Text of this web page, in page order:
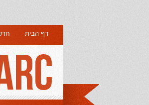
דף הבית
עיצוב פנים